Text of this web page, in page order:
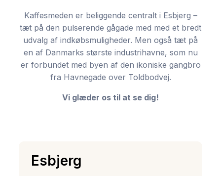
Kaffesmeden er beliggende centralt i Esbjerg –
tæt på den pulserende gågade med med et bredt
udvalg af indkøbsmuligheder. Men også tæt på
en af Danmarks største industrihavne, som nu
er forbundet med byen af den ikoniske gangbro
fra Havnegade over Toldbodvej.
Vi glæder os til at se dig!
Esbjerg